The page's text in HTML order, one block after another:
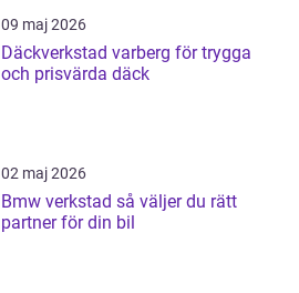
09 maj 2026
Däckverkstad varberg för trygga
och prisvärda däck
02 maj 2026
Bmw verkstad så väljer du rätt
partner för din bil